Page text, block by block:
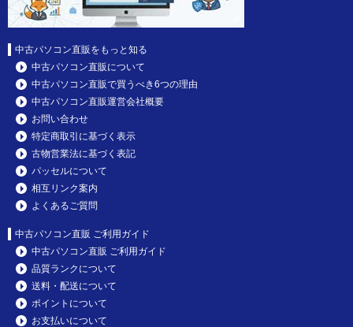
中古パソコン直販をもっと知る
中古パソコン直販について
中古パソコン直販で買うべき6つの理由
中古パソコン直販運営会社概要
お問い合わせ
特定商取引に基づく表示
古物営業法に基づく表記
パッセルについて
相互リンク案内
よくあるご質問
中古パソコン直販 ご利用ガイド
中古パソコン直販 ご利用ガイド
品質ランクについて
送料・配送について
ポイントについて
お支払いについて